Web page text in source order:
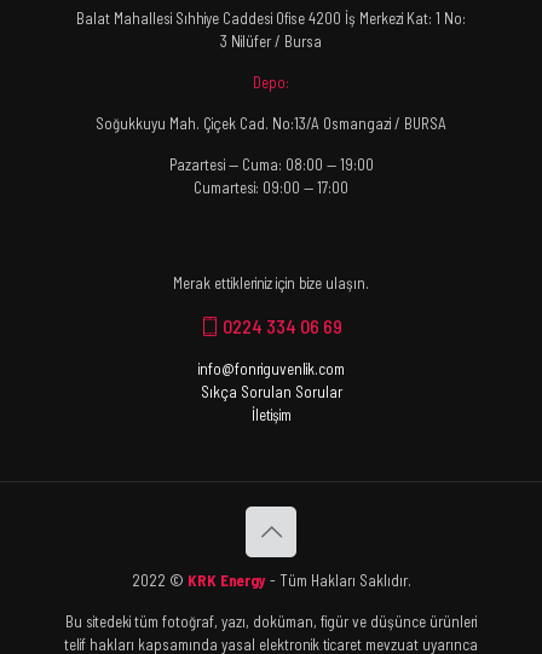
Balat Mahallesi Sıhhiye Caddesi Ofise 4200 İş Merkezi Kat: 1 No:
3 Nilüfer / Bursa
Depo:
Soğukkuyu Mah. Çiçek Cad. No:13/A Osmangazi / BURSA
Pazartesi — Cuma: 08:00 — 19:00
Cumartesi: 09:00 — 17:00
Merak ettikleriniz için bize ulaşın.
0224 334 06 69
info@fonriguvenlik.com
Sıkça Sorulan Sorular
İletişim
2022 © KRK Energy- Tüm Hakları Saklıdır.
Bu sitedeki tüm fotoğraf, yazı, doküman, figür ve düşünce ürünleri
telif hakları kapsamında yasal elektronik ticaret mevzuat uyarınca